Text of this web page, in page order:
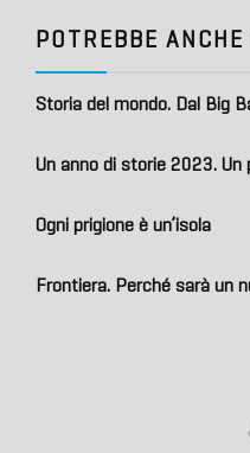
POTREBBE
Storia del mondo. Dal Big
Un anno di storie 2023.
Ogni prigione è un’isola
Frontiera. Perché sarà un